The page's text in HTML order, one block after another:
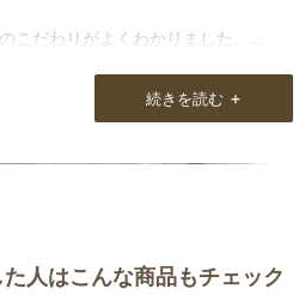
こだわりがよくわかりました。
す。
続きを読む +
人はこんな商品もチェック